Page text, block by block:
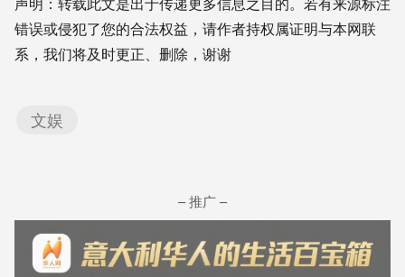
错误或侵犯了您的合法权益，请作者持权属证明与本网联
系，我们将及时更正、删除，谢谢
文娱
– 推广 –